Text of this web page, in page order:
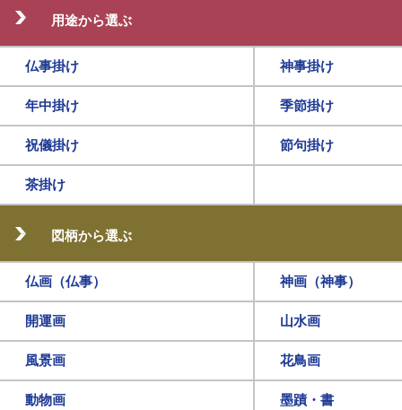
用途から選ぶ
仏事掛け 神事掛け
年中掛け 季節掛け
祝儀掛け 節句掛け
茶掛け
図柄から選ぶ
仏画（仏事） 神画（神事）
開運画 山水画
風景画 花鳥画
動物画 墨蹟・書